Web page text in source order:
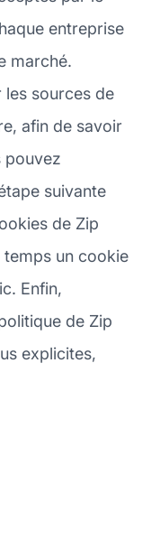
entreprise
marché.
les sources de
afin de savoir
pouvez
suivante
de Zip
temps un cookie
Enfin,
de Zip
explicites,